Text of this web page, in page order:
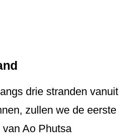
drie stranden vanuit
zullen we de eerste
Ao Phutsa